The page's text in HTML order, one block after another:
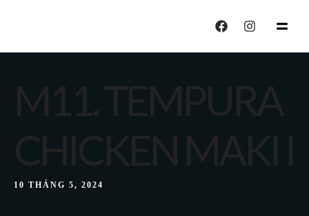
M11. TEMPURA
CHICKEN MAKI I
10 THÁNG 5, 2024